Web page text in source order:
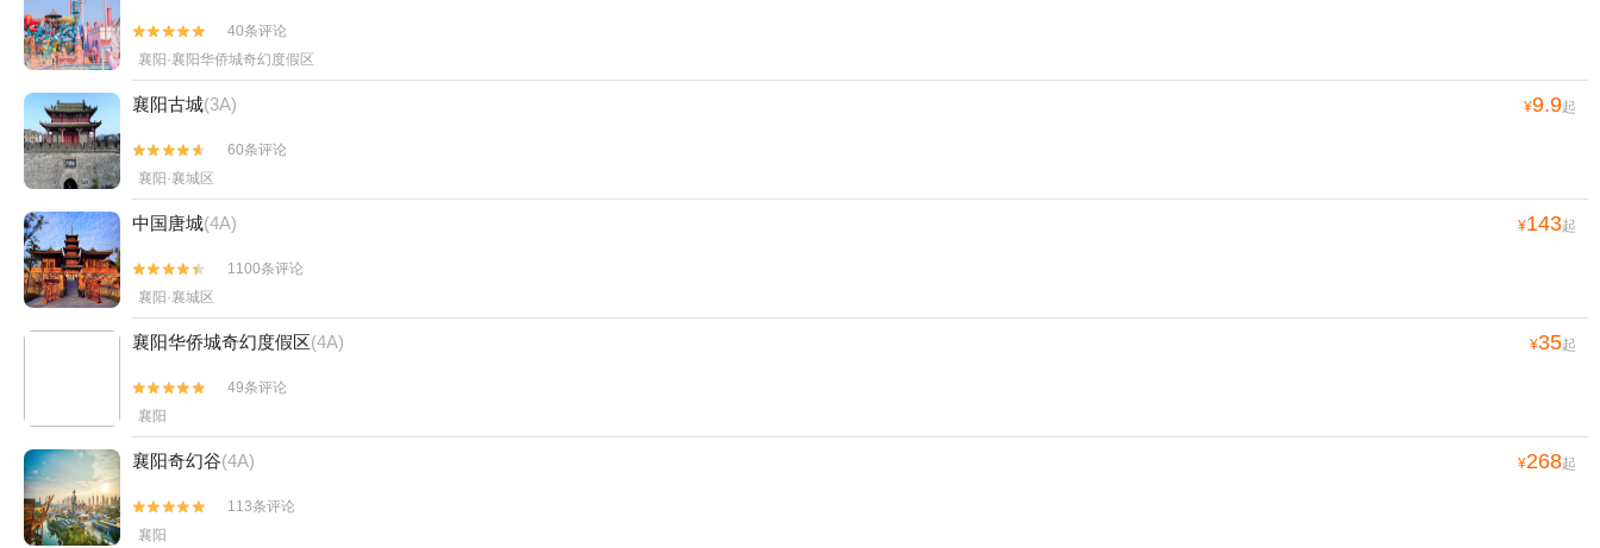


40条评论
襄阳·襄阳华侨城奇幻度假区
襄阳古城(3A) ¥9.9起


60条评论
襄阳·襄城区
中国唐城(4A) ¥143起


1100条评论
襄阳·襄城区
襄阳华侨城奇幻度假区(4A) ¥35起


49条评论
襄阳
襄阳奇幻谷(4A) ¥268起


113条评论
襄阳